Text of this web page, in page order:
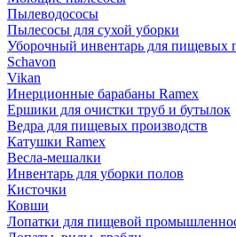
Пылеводососы
Пылесосы для сухой уборки
Уборочный инвентарь для пищевых
Schavon
Vikan
Инерционные барабаны Ramex
Ершики для очистки труб и бутылок
Ведра для пищевых производств
Катушки Ramex
Весла-мешалки
Инвентарь для уборки полов
Кисточки
Ковши
Лопатки для пищевой